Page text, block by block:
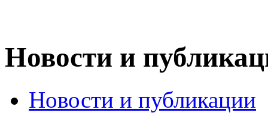
Новости и
Новости и публикации